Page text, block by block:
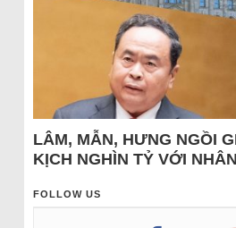
LÂM, MẪN, HƯNG NGỒI
KỊCH NGHÌN TỶ VỚI
FOLLOW US